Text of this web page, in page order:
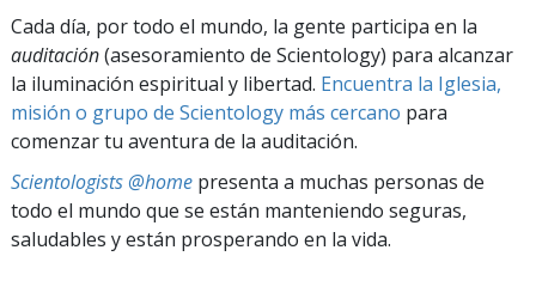
Cada día, por todo el mundo, la gente participa en la
auditación(asesoramiento de Scientology) para alcanzar
la iluminación espiritual y libertad. Encuentra la Iglesia,
misión o grupo de Scientology más cercano para
comenzar tu aventura de la auditación.
Scientologists @home presenta a muchas personas de
todo el mundo que se están manteniendo seguras,
saludables y están prosperando en la vida.